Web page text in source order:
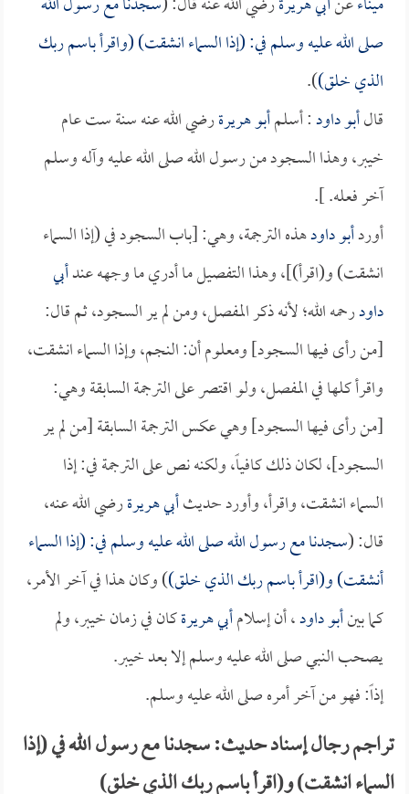
صلى الله عليه وسلم في: (إذا السماء انشقت) (واقرأ باسم ربك
الذي خلق)).
قالأبو داود: أسلمأبو هريرةرضي الله عنه سنة ست عام
خيبر، وهذا السجود من رسول الله صلى الله عليه وآله وسلم
آخر فعله. ].
أوردأبو داودهذه الترجمة، وهي: [باب السجود في (إذا السماء
انشقت) و(اقرأ)]، وهذا التفصيل ما أدري ما وجهه عندأبي
داودرحمه الله؛ لأنه ذكر المفصل، ومن لم ير السجود، ثم قال:
[من رأى فيها السجود] ومعلوم أن: النجم، وإذا السماء انشقت،
واقرأ كلها في المفصل، ولو اقتصر على الترجمة السابقة وهي:
[من رأى فيها السجود] وهي عكس الترجمة السابقة [من لم ير
السجود]، لكان ذلك كافياً، ولكنه نص على الترجمة في: إذا
السماء انشقت، واقرأ، وأورد حديثأبي هريرةرضي الله عنه،
قال: (سجدنا مع رسول الله صلى الله عليه وسلم في: (إذا السماء
أنشقت) و(اقرأ باسم ربك الذي خلق)) وكان هذا في آخر الأمر،
كما بينأبو داود، أن إسلامأبي هريرةكان في زمان خيبر، ولم
يصحب النبي صلى الله عليه وسلم إلا بعد خيبر.
إذاً: فهو من آخر أمره صلى الله عليه وسلم.
تراجم رجال إسناد حديث: سجدنا مع رسول الله في (إذا
السماء انشقت) و(اقرأ باسم ربك الذي خلق)